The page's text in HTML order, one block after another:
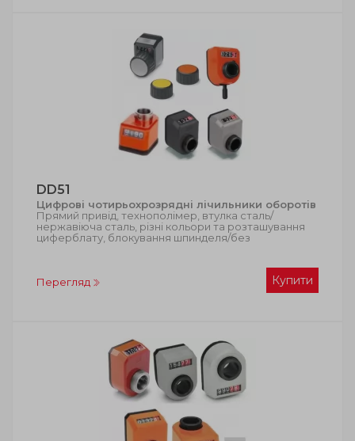
DD51
Цифрові чотирьохрозрядні лічильники оборотів
Прямий привід, технополімер, втулка сталь/
нержавіюча сталь, різні кольори та розташування
циферблату, блокування шпинделя/без
Перегляд Купити